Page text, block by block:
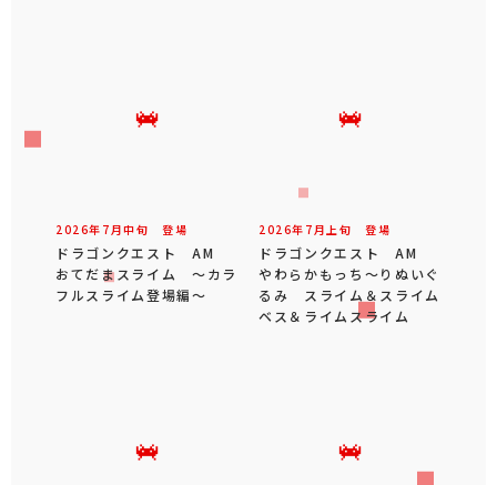
2026年 7 月中旬 登場
ドラゴンクエスト AM
おてだまスライム ～カラ
フルスライム登場編～
2026年 7 月 上旬 登場
ドラゴンクエスト AM
やわらかもっち～りぬいぐ
るみ スライム＆スライム
ベス＆ライムスライム